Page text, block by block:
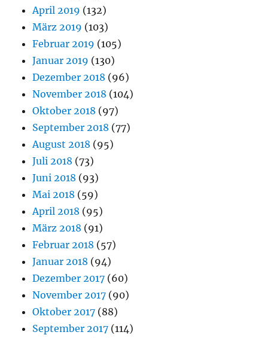
April 2019 (132)
März 2019 (103)
Februar 2019 (105)
Januar 2019 (130)
Dezember 2018 (96)
November 2018 (104)
Oktober 2018 (97)
September 2018 (77)
August 2018 (95)
Juli 2018 (73)
Juni 2018 (93)
Mai 2018 (59)
April 2018 (95)
März 2018 (91)
Februar 2018 (57)
Januar 2018 (94)
Dezember 2017 (60)
November 2017 (90)
Oktober 2017 (88)
September 2017 (114)